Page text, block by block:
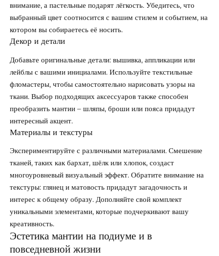
внимание, а пастельные подарят лёгкость. Убедитесь, что
выбранный цвет соотносится с вашим стилем и событием, на
котором вы собираетесь её носить.
Декор и детали
Добавьте оригинальные детали: вышивка, аппликации или
лейблы с вашими инициалами. Используйте текстильные
фломастеры, чтобы самостоятельно нарисовать узоры на
ткани. Выбор подходящих аксессуаров также способен
преобразить мантии – шляпы, броши или пояса придадут
интересный акцент.
Материалы и текстуры
Экспериментируйте с различными материалами. Смешение
тканей, таких как бархат, шёлк или хлопок, создаст
многоуровневый визуальный эффект. Обратите внимание на
текстуры: глянец и матовость придадут загадочность и
интерес к общему образу. Дополняйте свой комплект
уникальными элементами, которые подчеркивают вашу
креативность.
Эстетика мантии на подиуме и в
повседневной жизни